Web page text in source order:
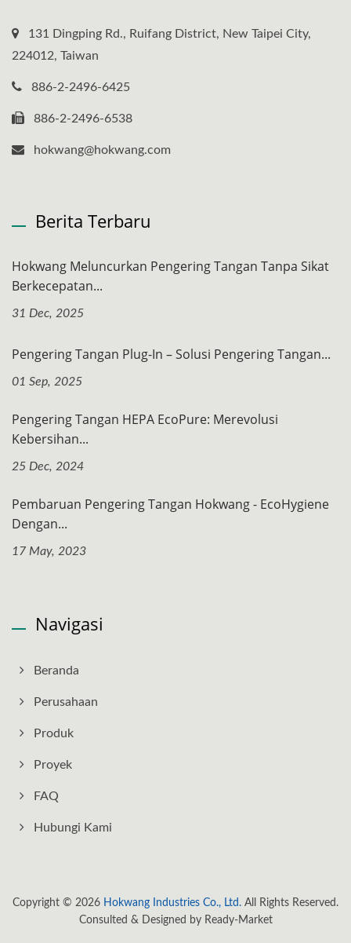
131 Dingping Rd., Ruifang District, New Taipei City,
224012, Taiwan
886-2-2496-6425
886-2-2496-6538
hokwang@hokwang.com
Berita Terbaru
Hokwang Meluncurkan Pengering Tangan Tanpa Sikat
Berkecepatan...
31 Dec, 2025
Pengering Tangan Plug-In – Solusi Pengering Tangan...
01 Sep, 2025
Pengering Tangan HEPA EcoPure: Merevolusi
Kebersihan...
25 Dec, 2024
Pembaruan Pengering Tangan Hokwang - EcoHygiene
Dengan...
17 May, 2023
Navigasi
Beranda
Perusahaan
Produk
Proyek
FAQ
Hubungi Kami
Copyright © 2026 Hokwang Industries Co., Ltd. All Rights Reserved.
Consulted & Designed by Ready-Market